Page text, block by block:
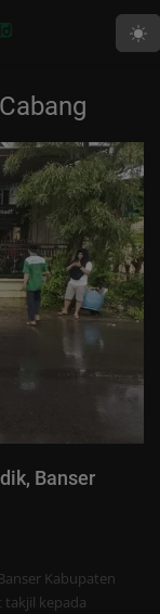
Banser
Kabupaten
takjil kepada